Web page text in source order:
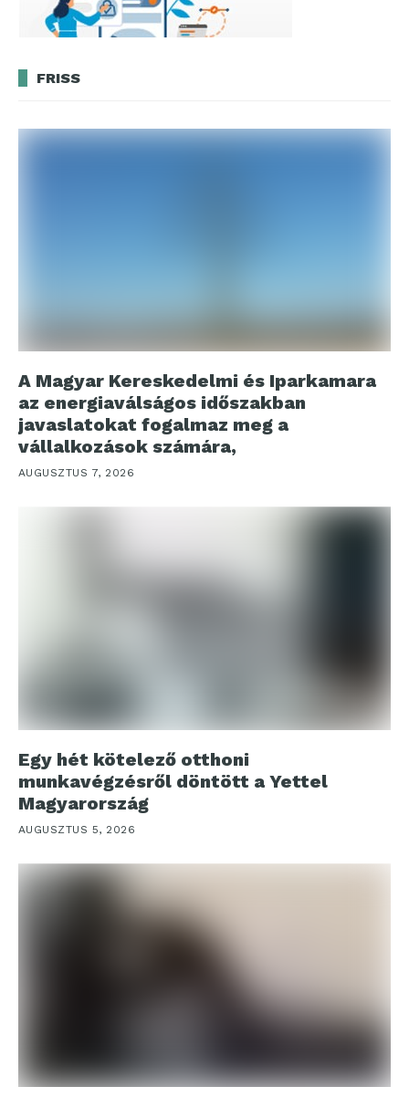
FRISS
A Magyar Kereskedelmi és Iparkamara
az energiaválságos időszakban
javaslatokat fogalmaz meg a
vállalkozások számára,
AUGUSZTUS 7, 2026
Egy hét kötelező otthoni
munkavégzésről döntött a Yettel
Magyarország
AUGUSZTUS 5, 2026